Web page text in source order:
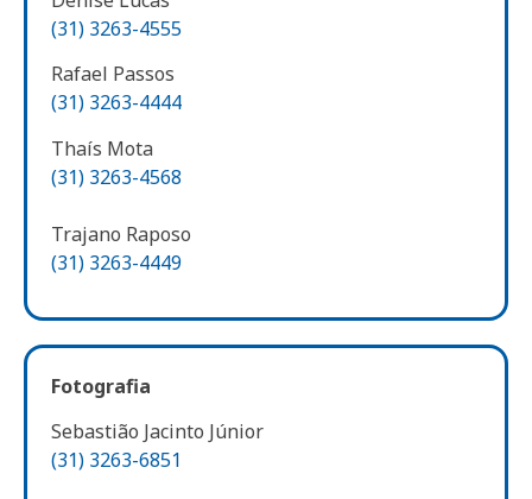
(31) 3263-4555
Rafael Passos
(31) 3263-4444
Thaís Mota
(31) 3263-4568
Trajano Raposo
(31) 3263-4449
Fotografia
Sebastião Jacinto Júnior
(31) 3263-6851